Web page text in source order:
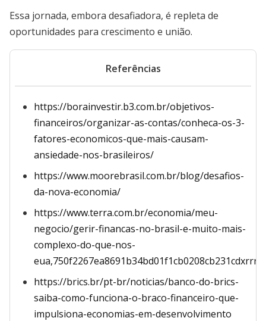
Essa jornada, embora desafiadora, é repleta de
oportunidades para crescimento e união.
Referências
https://borainvestir.b3.com.br/objetivos-
financeiros/organizar-as-contas/conheca-os-3-
fatores-economicos-que-mais-causam-
ansiedade-nos-brasileiros/
https://www.moorebrasil.com.br/blog/desafios-
da-nova-economia/
https://www.terra.com.br/economia/meu-
negocio/gerir-financas-no-brasil-e-muito-mais-
complexo-do-que-nos-
https://brics.br/pt-br/noticias/banco-do-brics-
saiba-como-funciona-o-braco-financeiro-que-
impulsiona-economias-em-desenvolvimento